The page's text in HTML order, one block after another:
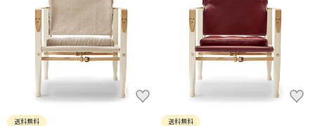
送料無料 送料無料